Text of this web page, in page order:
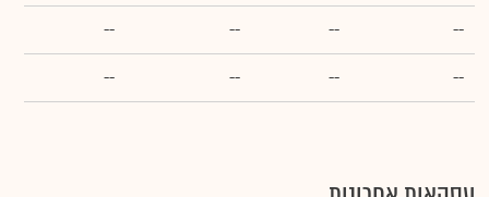
--
--
--
--
--
--
--
--